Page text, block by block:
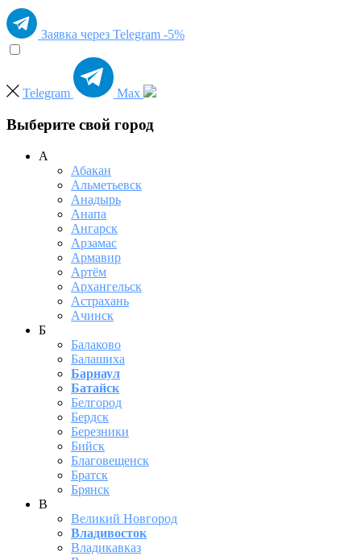
Заявка через Telegram -5%
Telegram Max
Выберите свой город
А
Абакан
Альметьевск
Анадырь
Анапа
Ангарск
Арзамас
Армавир
Артём
Архангельск
Астрахань
Ачинск
Б
Балаково
Балашиха
Барнаул
Батайск
Белгород
Бердск
Березники
Бийск
Благовещенск
Братск
Брянск
В
Великий Новгород
Владивосток
Владикавказ